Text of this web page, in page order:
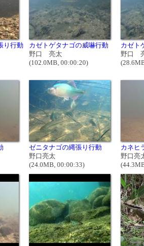
り行動
カゼトゲタナゴの威嚇行動
野口 亮太
(102.0MB, 00:00:20)
カゼト
野口
ゼニタナゴの縄張り行動
野口亮太
(24.0MB, 00:00:33)
カネヒ
野口亮